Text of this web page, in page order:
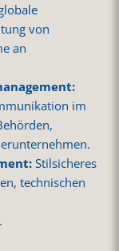
von
an
im
Stilsicheres
technischen